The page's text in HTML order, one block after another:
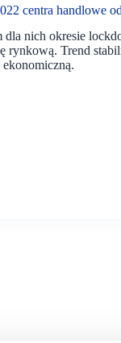
centra handlowe
dla nich okresie
rynkową. Trend
ekonomiczną.